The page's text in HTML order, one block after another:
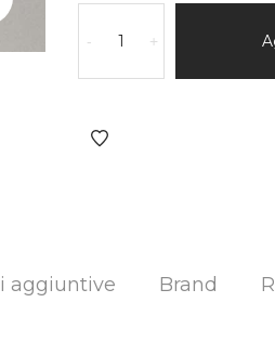
- +
aggiuntive Brand